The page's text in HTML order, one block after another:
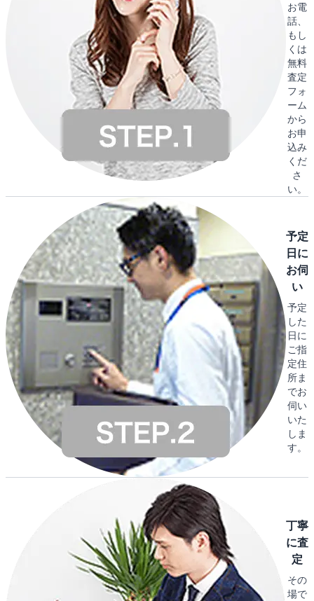
お電
話、
もし
くは
無料
査定
フォ
ーム
から
お申
込み
くだ
さ
い。
予定
日に
お伺
い
予定
した
日に
ご指
定住
所ま
でお
伺い
いた
しま
す。
丁寧
に査
定
その
場で